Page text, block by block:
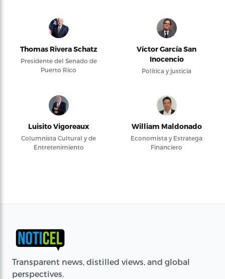
Thomas Rivera Schatz
Presidente del Senado de
Puerto Rico
Víctor García San
Inocencio
Política y justicia
Luisito Vigoreaux
Columnista Cultural y de
Entretenimiento
William Maldonado
Economista y Estratega
Financiero
Transparent news, distilled views, and global
perspectives.